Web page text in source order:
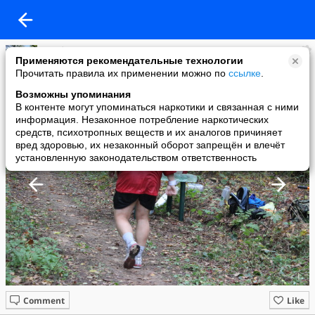
Применяются рекомендательные технологии
Прочитать правила их применении можно по ссылке
Возможны упоминания
В контенте могут упоминаться наркотики и связанная с ними
информация. Незаконное потребление наркотических
средств, психотропных веществ и их аналогов причиняет
вред здоровью, их незаконный оборот запрещён и влечёт
установленную законодательством ответственность
Клуб Сенеж
added a photo
27 Oct в 09:55
Like
Comment